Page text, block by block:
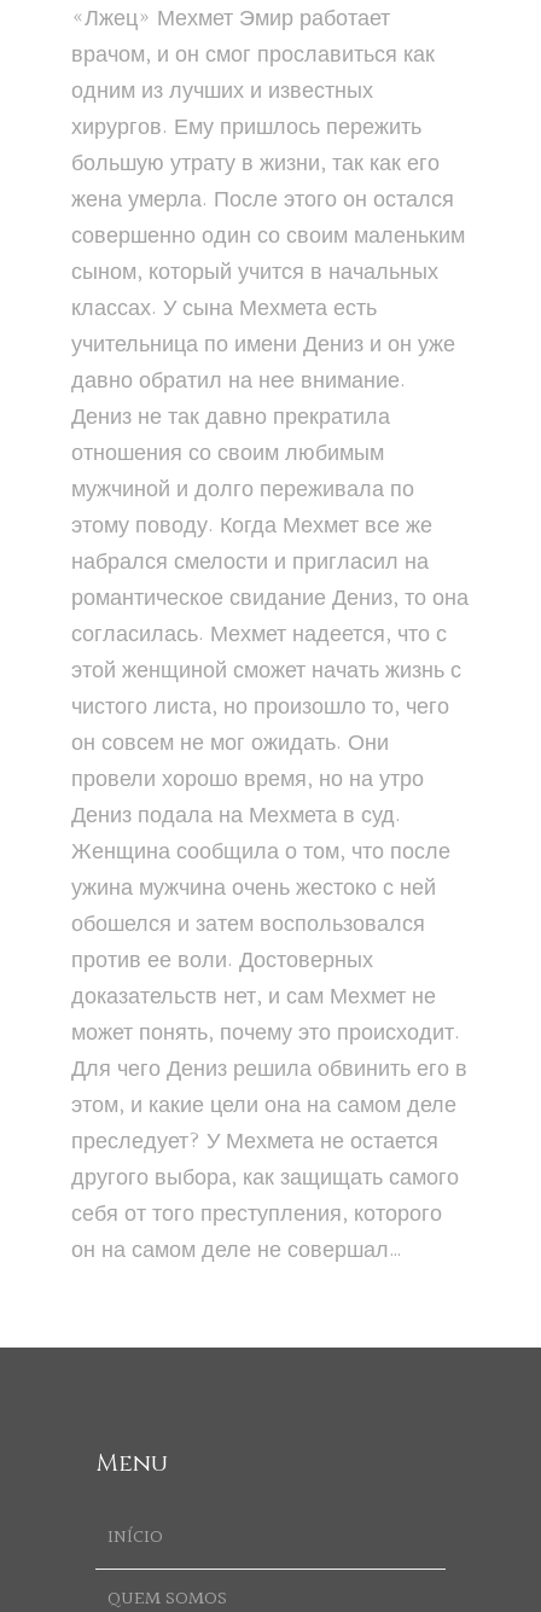
«Лжец» Мехмет Эмир работает
врачом, и он смог прославиться как
одним из лучших и известных
хирургов. Ему пришлось пережить
большую утрату в жизни, так как его
жена умерла. После этого он остался
совершенно один со своим маленьким
сыном, который учится в начальных
классах. У сына Мехмета есть
учительница по имени Дениз и он уже
давно обратил на нее внимание.
Дениз не так давно прекратила
отношения со своим любимым
мужчиной и долго переживала по
этому поводу. Когда Мехмет все же
набрался смелости и пригласил на
романтическое свидание Дениз, то она
согласилась. Мехмет надеется, что с
этой женщиной сможет начать жизнь с
чистого листа, но произошло то, чего
он совсем не мог ожидать. Они
провели хорошо время, но на утро
Дениз подала на Мехмета в суд.
Женщина сообщила о том, что после
ужина мужчина очень жестоко с ней
обошелся и затем воспользовался
против ее воли. Достоверных
доказательств нет, и сам Мехмет не
может понять, почему это происходит.
Для чего Дениз решила обвинить его в
этом, и какие цели она на самом деле
преследует? У Мехмета не остается
другого выбора, как защищать самого
себя от того преступления, которого
он на самом деле не совершал…
Menu
INÍCIO
QUEM SOMOS